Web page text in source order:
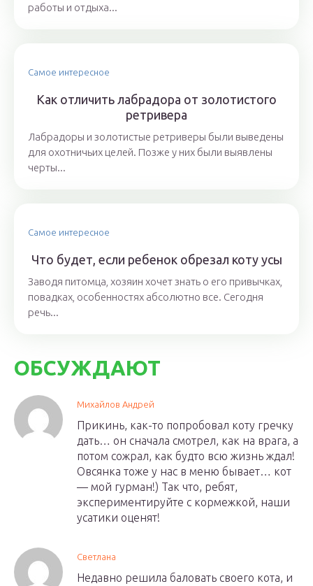
работы и отдыха...
Самое интересное
Как отличить лабрадора от золотистого
ретривера
Лабрадоры и золотистые ретриверы были выведены
для охотничьих целей. Позже у них были выявлены
черты...
Самое интересное
Что будет, если ребенок обрезал коту усы
Заводя питомца, хозяин хочет знать о его привычках,
повадках, особенностях абсолютно все. Сегодня
речь...
ОБСУЖДАЮТ
Михайлов Андрей
Прикинь, как-то попробовал коту гречку
дать… он сначала смотрел, как на врага, а
потом сожрал, как будто всю жизнь ждал!
Овсянка тоже у нас в меню бывает… кот
— мой гурман!) Так что, ребят,
экспериментируйте с кормежкой, наши
усатики оценят!
Светлана
Недавно решила баловать своего кота, и